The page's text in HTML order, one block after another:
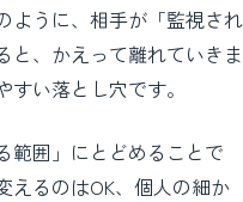
ように、相手が「監視され
と、かえって離れていきま
い落とし穴です。
範囲」にとどめることで
えるのはOK、個人の細か